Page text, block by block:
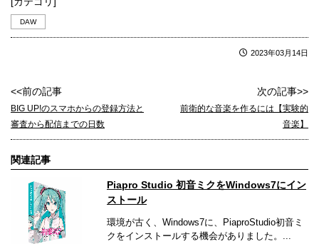
DAW
2023年03月14日
<<前の記事
BIG UP!のスマホからの登録方法と
審査から配信までの日数
次の記事>>
前衛的な音楽を作るには【実験的
音楽】
関連記事
Piapro Studio 初音ミクをWindows7にイン
ストール
環境が古く、Windows7に、PiaproStudio初音ミ
クをインストールする機会がありました。...